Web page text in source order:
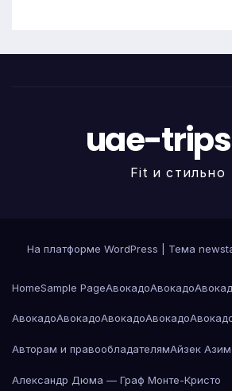
uae-
Fit и стильно
На платформе WordPress Тема
HomeSample PageАвокадоАвокадо
АвокадоАвокадоАвокадоАвокадо
Авторам и правообладателямАйзек
Александр Дюма — Граф Монте-Кристо